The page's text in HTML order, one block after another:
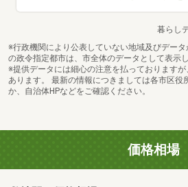
暮らし
※行政機関により公表していない地域及びデー
の政令指定都市は、市全体のデータとして表示し
※提供データには細心の注意を払っております
あります。 最新の情報につきましては各市区役
か、自治体HPなどをご確認ください。
価格相場